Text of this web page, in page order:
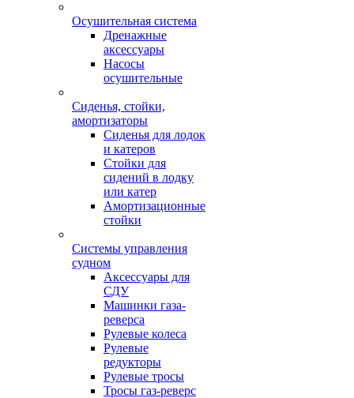
Осушительная система
Дренажные
аксессуары
Насосы
осушительные
Сиденья, стойки,
амортизаторы
Сиденья для лодок
и катеров
Стойки для
сидений в лодку
или катер
Амортизационные
стойки
Системы управления
судном
Аксессуары для
СДУ
Машинки газа-
реверса
Рулевые колеса
Рулевые
редукторы
Рулевые тросы
Тросы газ-реверс